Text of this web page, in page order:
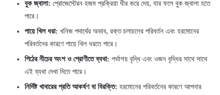
বুক জ্বালা: প্রোজেস্টেরন হজম প্রক্রিয়া ধীর করে দেয়, যার ফলে বুক জ্বালা হতে
পারে।
পায়ে খিল ধরা: খনিজ পদার্থের অভাব, রক্ত ​​চলাচলের পরিবর্তন এবং হরমোনের
পরিবর্তনের কারণে পায়ে খিল ধরতে পারে।
পিঠের নীচের অংশ ও শ্রোণীতে ব্যথা: গর্ভাশয় বৃদ্ধি এবং ওজন বৃদ্ধির সাথে সাথে
এই ব্যথা দেখা দিতে পারে।
নির্দিষ্ট খাবারের প্রতি আকর্ষণ বা বিরক্তি: হরমোনের পরিবর্তনের কারণে আপনার